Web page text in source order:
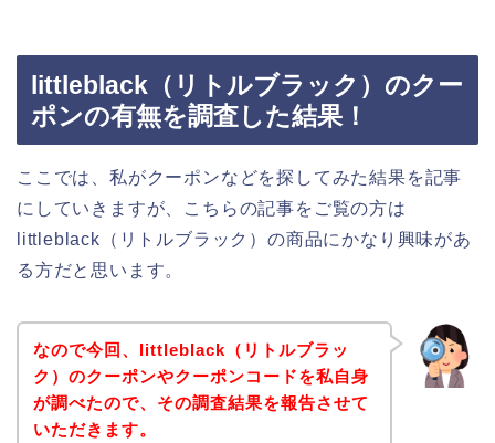
littleblack（リトルブラック）のクー
ポンの有無を調査した結果！
ここでは、私がクーポンなどを探してみた結果を記事
にしていきますが、こちらの記事をご覧の方は
littleblack（リトルブラック）の商品にかなり興味があ
る方だと思います。
なので今回、littleblack（リトルブラッ
ク）のクーポンやクーポンコードを私自身
が調べたので、その調査結果を報告させて
いただきます。